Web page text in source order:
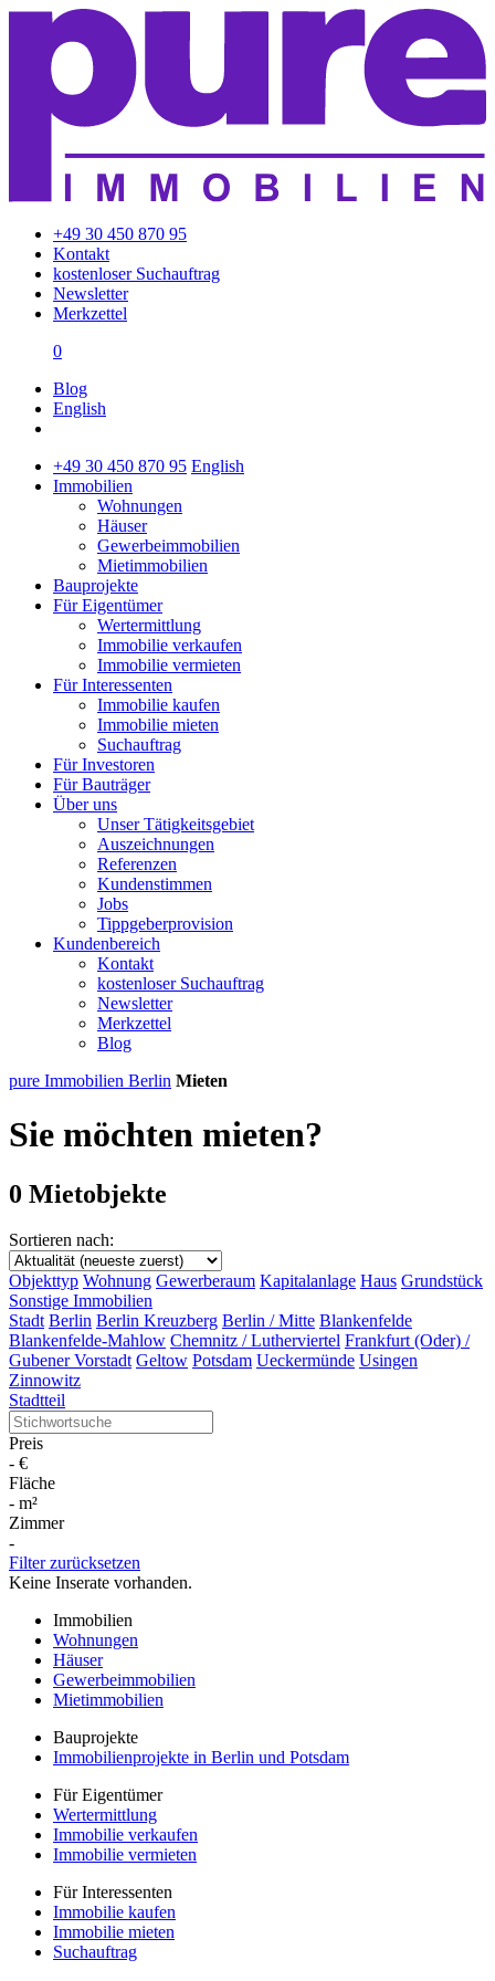
+49 30 450 870 95
Kontakt
kostenloser Suchauftrag
Newsletter
Merkzettel
0
Blog
English
+49 30 450 870 95 English
Immobilien
Wohnungen
Häuser
Gewerbeimmobilien
Mietimmobilien
Bauprojekte
Für Eigentümer
Wertermittlung
Immobilie verkaufen
Immobilie vermieten
Für Interessenten
Immobilie kaufen
Immobilie mieten
Suchauftrag
Für Investoren
Für Bauträger
Über uns
Unser Tätigkeitsgebiet
Auszeichnungen
Referenzen
Kundenstimmen
Jobs
Tippgeberprovision
Kundenbereich
Kontakt
kostenloser Suchauftrag
Newsletter
Merkzettel
Blog
pure Immobilien Berlin Mieten
Sie möchten mieten?
0 Mietobjekte
Sortieren nach:
Objekttyp Wohnung Gewerberaum Kapitalanlage Haus Grundstück
Sonstige Immobilien
Stadt Berlin Berlin Kreuzberg Berlin / Mitte Blankenfelde
Blankenfelde-Mahlow Chemnitz / Lutherviertel Frankfurt (Oder) /
Gubener Vorstadt Geltow Potsdam Ueckermünde Usingen
Zinnowitz
Stadtteil
Preis
- €
Fläche
- m²
Zimmer
-
Filter zurücksetzen
Keine Inserate vorhanden.
Immobilien
Wohnungen
Häuser
Gewerbeimmobilien
Mietimmobilien
Bauprojekte
Immobilienprojekte in Berlin und Potsdam
Für Eigentümer
Wertermittlung
Immobilie verkaufen
Immobilie vermieten
Für Interessenten
Immobilie kaufen
Immobilie mieten
Suchauftrag